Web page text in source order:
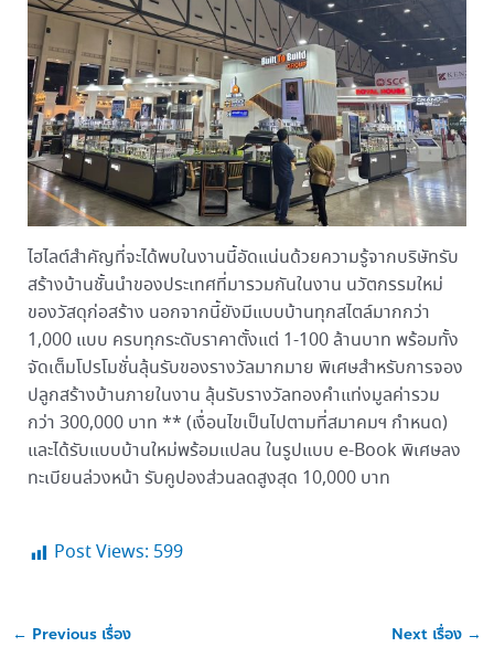
ไฮไลต์สำคัญที่จะได้พบในงานนี้อัดแน่นด้วยความรู้จากบริษัทรับ
สร้างบ้านชั้นนำของประเทศที่มารวมกันในงาน นวัตกรรมใหม่
ของวัสดุก่อสร้าง นอกจากนี้ยังมีแบบบ้านทุกสไตล์มากกว่า
1,000 แบบ ครบทุกระดับราคาตั้งแต่ 1-100 ล้านบาท พร้อมทั้ง
จัดเต็มโปรโมชั่นลุ้นรับของรางวัลมากมาย พิเศษสำหรับการจอง
ปลูกสร้างบ้านภายในงาน ลุ้นรับรางวัลทองคำแท่งมูลค่ารวม
กว่า 300,000 บาท ** (เงื่อนไขเป็นไปตามที่สมาคมฯ กำหนด)
และได้รับแบบบ้านใหม่พร้อมแปลน ในรูปแบบ e-Book พิเศษลง
ทะเบียนล่วงหน้า รับคูปองส่วนลดสูงสุด 10,000 บาท
Post Views: 599
← Previous เรื่อง Next เรื่อง →